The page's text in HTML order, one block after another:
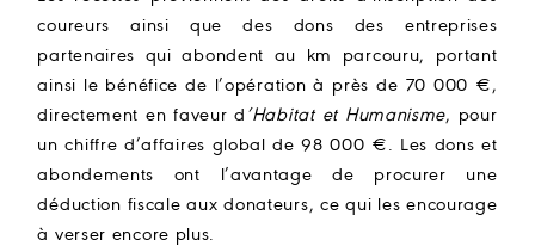
coureurs ainsi que des dons des entreprises
partenaires qui abondent au km parcouru, portant
ainsi le bénéfice de l’opération à près de 70 000 €,
directement en faveur d ’Habitat et Humanisme, pour
un chiffre d’affaires global de 98 000 €. Les dons et
abondements ont l’avantage de procurer une
déduction fiscale aux donateurs, ce qui les encourage
à verser encore plus.